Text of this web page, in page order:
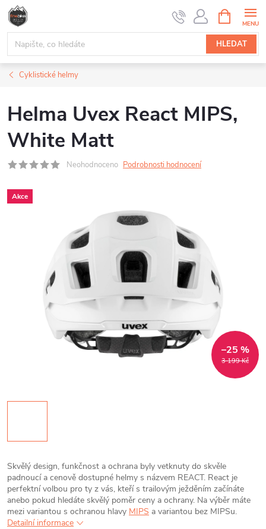
Přejít
obsah
HLEDAT
NÁKUPNÍ
KOŠÍK
Cyklistické helmy
Helma Uvex React MIPS,
White Matt
Neohodnoceno Podrobnosti hodnocení
Akce
3 199 Kč
–25 %
Skvělý design, funkčnost a ochrana byly vetknuty do skvěle
padnoucí a cenově dostupné helmy s názvem REACT. React je
perfektní volbou pro ty z vás, kteří s trailovým ježděním začínáte
anebo pokud hledáte skvělý poměr ceny a ochrany. Na výběr máte
mezi variantou s ochranou hlavy MIPS a variantou bez MIPSu.
Detailní informace